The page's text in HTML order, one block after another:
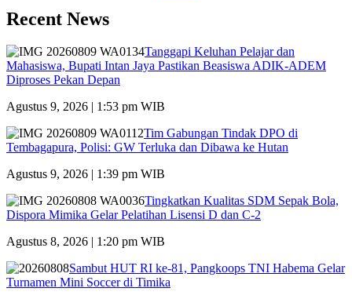
Recent News
Tanggapi Keluhan Pelajar dan
Mahasiswa, Bupati Intan Jaya Pastikan Beasiswa ADIK-ADEM
Diproses Pekan Depan
Agustus 9, 2026 | 1:53 pm WIB
Tim Gabungan Tindak DPO di
Tembagapura, Polisi: GW Terluka dan Dibawa ke Hutan
Agustus 9, 2026 | 1:39 pm WIB
Tingkatkan Kualitas SDM Sepak Bola,
Dispora Mimika Gelar Pelatihan Lisensi D dan C-2
Agustus 8, 2026 | 1:20 pm WIB
Sambut HUT RI ke-81, Pangkoops TNI Habema Gelar
Turnamen Mini Soccer di Timika